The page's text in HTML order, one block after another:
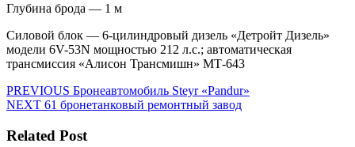
Глубина брода — 1 м
Силовой блок — 6-цилиндровый дизель «Детройт Дизель»
модели 6V-53N мощностью 212 л.с.; автоматическая
трансмиссия «Алисон Трансмишн» МТ-643
Навигация
по
записям
PREVIOUS Предыдущая
запись:
Бронеавтомобиль Steyr «Pandur»
NEXT Следующая
61 бронетанковый ремонтный завод
Related Post